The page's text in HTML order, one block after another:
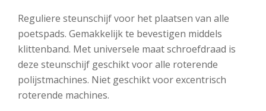
Reguliere steunschijf voor het plaatsen van alle
poetspads. Gemakkelijk te bevestigen middels
klittenband. Met universele maat schroefdraad is
deze steunschijf geschikt voor alle roterende
polijstmachines. Niet geschikt voor excentrisch
roterende machines.